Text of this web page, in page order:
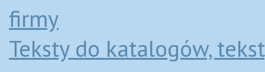
firmy
Teksty do katalogów,